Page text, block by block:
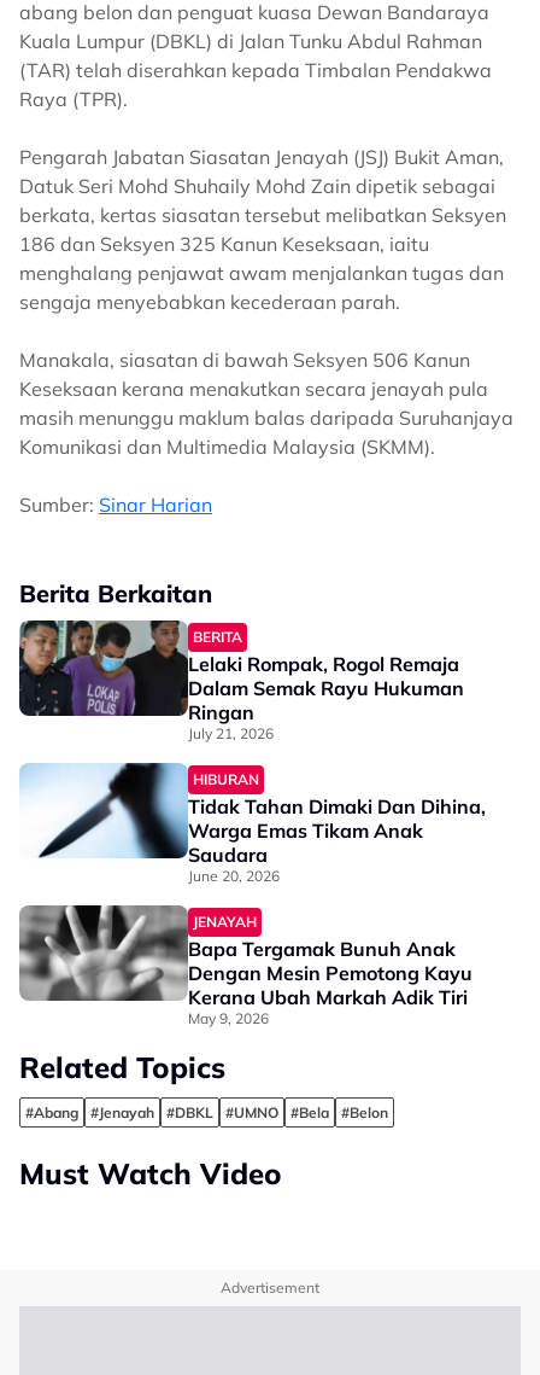
abang belon dan penguat kuasa Dewan Bandaraya
Kuala Lumpur (DBKL) di Jalan Tunku Abdul Rahman
(TAR) telah diserahkan kepada Timbalan Pendakwa
Raya (TPR).
Pengarah Jabatan Siasatan Jenayah (JSJ) Bukit Aman,
Datuk Seri Mohd Shuhaily Mohd Zain dipetik sebagai
berkata, kertas siasatan tersebut melibatkan Seksyen
186 dan Seksyen 325 Kanun Keseksaan, iaitu
menghalang penjawat awam menjalankan tugas dan
sengaja menyebabkan kecederaan parah.
Manakala, siasatan di bawah Seksyen 506 Kanun
Keseksaan kerana menakutkan secara jenayah pula
masih menunggu maklum balas daripada Suruhanjaya
Komunikasi dan Multimedia Malaysia (SKMM).
Sumber: Sinar Harian
Berita Berkaitan
BERITA
Lelaki Rompak, Rogol Remaja
Dalam Semak Rayu Hukuman
Ringan
July 21, 2026
HIBURAN
Tidak Tahan Dimaki Dan Dihina,
Warga Emas Tikam Anak
Saudara
June 20, 2026
JENAYAH
Bapa Tergamak Bunuh Anak
Dengan Mesin Pemotong Kayu
Kerana Ubah Markah Adik Tiri
May 9, 2026
Related Topics
#Abang #Jenayah #DBKL #UMNO #Bela #Belon
Must Watch Video
Advertisement